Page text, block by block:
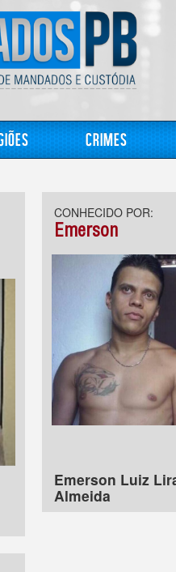
Crimes
CONHECIDO POR:
Emerson
Emerson Luiz
Almeida